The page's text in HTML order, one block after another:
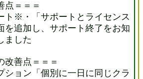
点＝＝＝
ト※・「サポートとライセンス
を追加し、サポート終了をお知
ました
改善点＝＝＝
ション「個別に一日に同じクラ